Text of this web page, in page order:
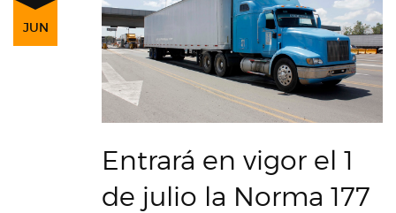
JUN
Entrará en vigor el 1
de julio la Norma 177